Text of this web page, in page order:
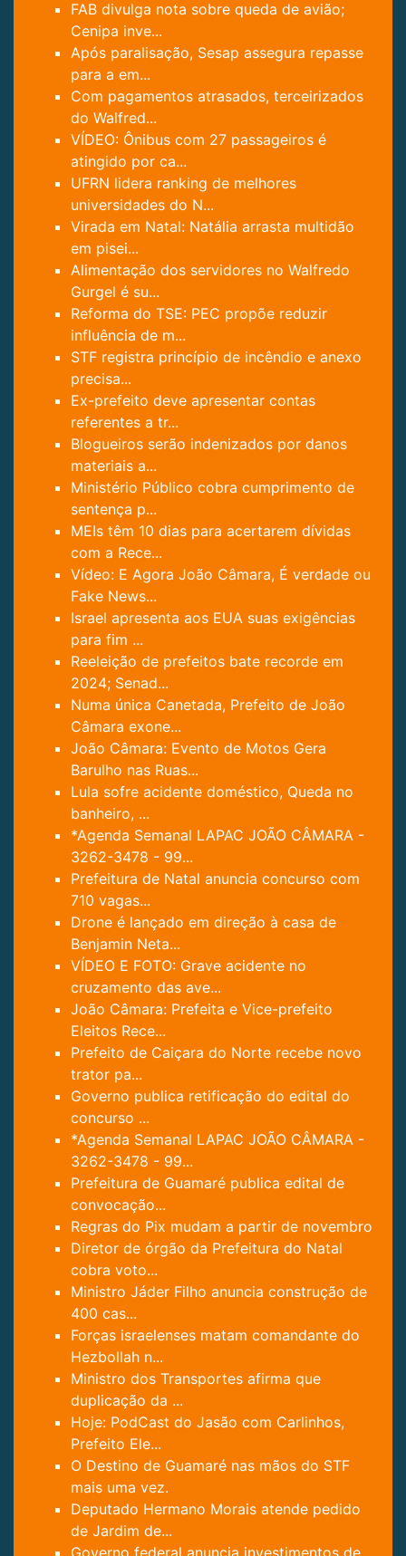
FAB divulga nota sobre queda de avião;
Cenipa inve...
Após paralisação, Sesap assegura repasse
para a em...
Com pagamentos atrasados, terceirizados
do Walfred...
VÍDEO: Ônibus com 27 passageiros é
atingido por ca...
UFRN lidera ranking de melhores
universidades do N...
Virada em Natal: Natália arrasta multidão
em pisei...
Alimentação dos servidores no Walfredo
Gurgel é su...
Reforma do TSE: PEC propõe reduzir
influência de m...
STF registra princípio de incêndio e anexo
precisa...
Ex-prefeito deve apresentar contas
referentes a tr...
Blogueiros serão indenizados por danos
materiais a...
Ministério Público cobra cumprimento de
sentença p...
MEIs têm 10 dias para acertarem dívidas
com a Rece...
Vídeo: E Agora João Câmara, É verdade ou
Fake News...
Israel apresenta aos EUA suas exigências
para fim ...
Reeleição de prefeitos bate recorde em
2024; Senad...
Numa única Canetada, Prefeito de João
Câmara exone...
João Câmara: Evento de Motos Gera
Barulho nas Ruas...
Lula sofre acidente doméstico, Queda no
banheiro, ...
*Agenda Semanal LAPAC JOÃO CÂMARA -
3262-3478 - 99...
Prefeitura de Natal anuncia concurso com
710 vagas...
Drone é lançado em direção à casa de
Benjamin Neta...
VÍDEO E FOTO: Grave acidente no
cruzamento das ave...
João Câmara: Prefeita e Vice-prefeito
Eleitos Rece...
Prefeito de Caiçara do Norte recebe novo
trator pa...
Governo publica retificação do edital do
concurso ...
*Agenda Semanal LAPAC JOÃO CÂMARA -
3262-3478 - 99...
Prefeitura de Guamaré publica edital de
convocação...
Regras do Pix mudam a partir de novembro
Diretor de órgão da Prefeitura do Natal
cobra voto...
Ministro Jáder Filho anuncia construção de
400 cas...
Forças israelenses matam comandante do
Hezbollah n...
Ministro dos Transportes afirma que
duplicação da ...
Hoje: PodCast do Jasão com Carlinhos,
Prefeito Ele...
O Destino de Guamaré nas mãos do STF
mais uma vez.
Deputado Hermano Morais atende pedido
de Jardim de...
Governo federal anuncia investimentos de